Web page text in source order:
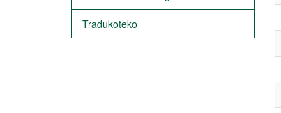
Tradukoteko